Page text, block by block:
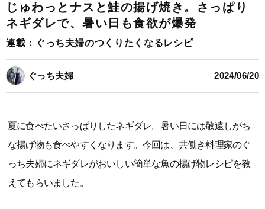
じゅわっとナスと鮭の揚げ焼き。さっぱり
ネギダレで、暑い日も食欲が爆発
連載： ぐっち夫婦のつくりたくなるレシピ
ぐっち夫婦 2024/06/20
夏に食べたいさっぱりしたネギダレ。暑い日には敬遠しがち
な揚げ物も食べやすくなります。今回は、共働き料理家のぐ
っち夫婦にネギダレがおいしい簡単な魚の揚げ物レシピを教
えてもらいました。